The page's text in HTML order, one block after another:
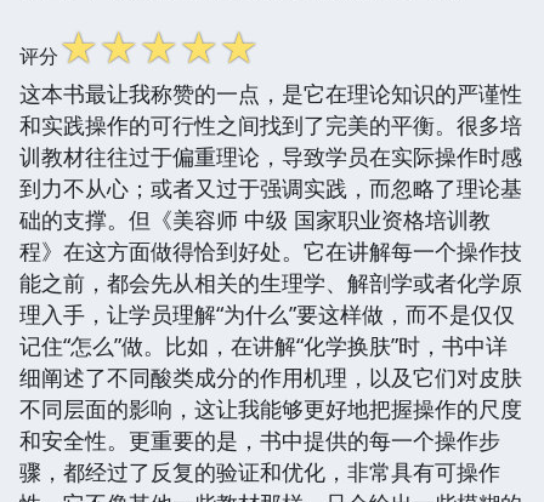
评分☆☆☆☆☆
这本书最让我称赞的一点，是它在理论知识的严谨性
和实践操作的可行性之间找到了完美的平衡。很多培
训教材往往过于偏重理论，导致学员在实际操作时感
到力不从心；或者又过于强调实践，而忽略了理论基
础的支撑。但《美容师 中级 国家职业资格培训教
程》在这方面做得恰到好处。它在讲解每一个操作技
能之前，都会先从相关的生理学、解剖学或者化学原
理入手，让学员理解“为什么”要这样做，而不是仅仅
记住“怎么”做。比如，在讲解“化学换肤”时，书中详
细阐述了不同酸类成分的作用机理，以及它们对皮肤
不同层面的影响，这让我能够更好地把握操作的尺度
和安全性。更重要的是，书中提供的每一个操作步
骤，都经过了反复的验证和优化，非常具有可操作